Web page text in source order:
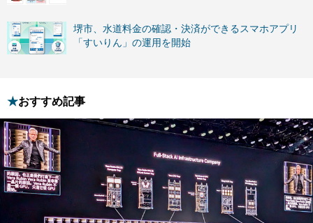
堺市、水道料金の確認・決済ができるスマホアプリ
「すいりん」の運用を開始
おすすめ記事